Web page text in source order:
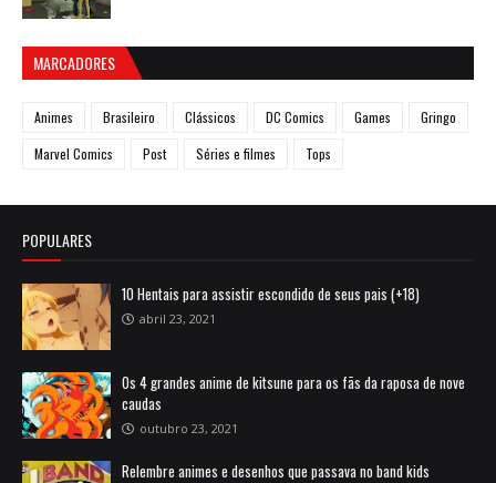
MARCADORES
Animes Brasileiro Clássicos DC Comics Games
Gringo
Marvel Comics
Post Séries e filmes Tops
POPULARES
10 Hentais para assistir escondido de seus pais (+18)
abril 23, 2021
Os 4 grandes anime de kitsune para os fãs da raposa de nove
caudas
outubro 23, 2021
Relembre animes e desenhos que passava no band kids